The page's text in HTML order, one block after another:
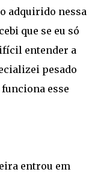
adquirido nessa
que se eu só
entender a
pesado
esse
entrou em